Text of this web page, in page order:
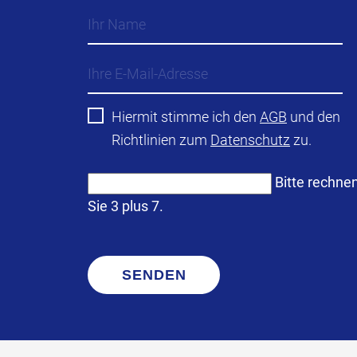
Hiermit stimme ich den AGB und den
Richtlinien zum Datenschutz zu.
Bitte
Sie 3 plus 7.
SENDEN